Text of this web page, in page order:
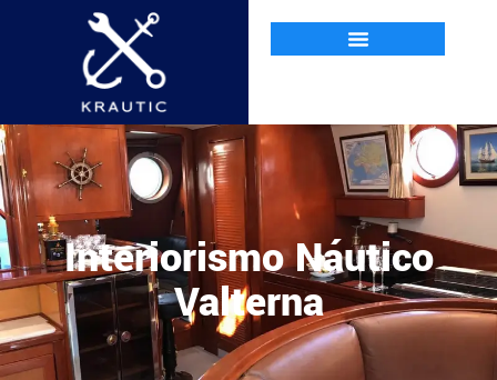
Interiorismo Náutico
Valterna